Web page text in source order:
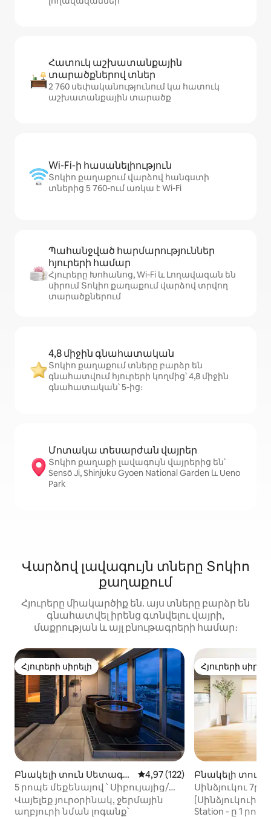
Հատուկ աշխատանքային
տարածքներով տներ
2 760 սեփականությունում կա հատուկ
աշխատանքային տարածք
Wi-Fi-ի հասանելիություն
Տոկիո քաղաքում վարձով հանգստի
տներից 5 760-ում առկա է Wi-Fi
Պահանջված հարմարություններ
հյուրերի համար
Հյուրերը Խոհանոց, Wi-Fi և Լողավազան են
սիրում Տոկիո քաղաքում վարձով տրվող
տարածքներում
4,8 միջին գնահատական
Տոկիո քաղաքում տները բարձր են
գնահատվում հյուրերի կողմից՝ 4,8 միջին
գնահատական՝ 5-ից։
Մոտակա տեսարժան վայրեր
Տոկիո քաղաքի լավագույն վայրերից են՝
Sensō Ji, Shinjuku Gyoen National Garden և Ueno
Park
Վարձով լավագույն տները Տոկիո
քաղաքում
Հյուրերը միակարծիք են. այս տները բարձր են
գնահատվել իրենց գտնվելու վայրի,
մաքրության և այլ բնութագրերի համար։
Հյուրերի սիրելի
Հյուրերի սիրելի
Բնակելի տուն Սետագա
յա-կու-ում
Միջին վարկանիշը՝ 5-ից
4,97 (122)
5 րոպե մեքենայով ՝ Սիբույայից/
սաունայից, թեյնիկի լոգարանից,
տանիքի մանղալից,
Վայելեք յուրօրինակ, ջերմային
աղբյուրի նման լոգանք՝
Հյուրերի
Հյուրերի
Բնակելի տուն
ու-ում
Սինձյուկու 7ր,
Townhome, Sta.
[Սինձյուկուի
Station - ը 1